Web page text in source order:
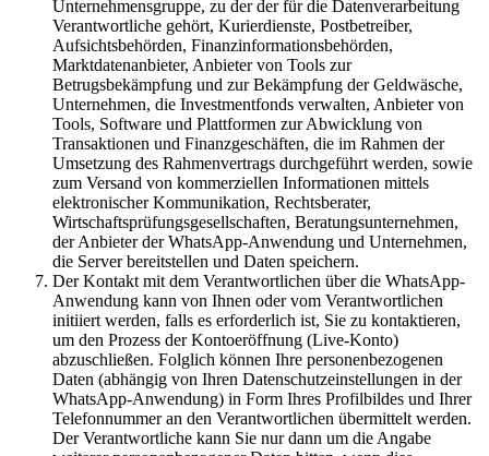
Unternehmensgruppe, zu der der für die Datenverarbeitung
Verantwortliche gehört, Kurierdienste, Postbetreiber,
Aufsichtsbehörden, Finanzinformationsbehörden,
Marktdatenanbieter, Anbieter von Tools zur
Betrugsbekämpfung und zur Bekämpfung der Geldwäsche,
Unternehmen, die Investmentfonds verwalten, Anbieter von
Tools, Software und Plattformen zur Abwicklung von
Transaktionen und Finanzgeschäften, die im Rahmen der
Umsetzung des Rahmenvertrags durchgeführt werden, sowie
zum Versand von kommerziellen Informationen mittels
elektronischer Kommunikation, Rechtsberater,
Wirtschaftsprüfungsgesellschaften, Beratungsunternehmen,
der Anbieter der WhatsApp-Anwendung und Unternehmen,
die Server bereitstellen und Daten speichern.
Der Kontakt mit dem Verantwortlichen über die WhatsApp-
Anwendung kann von Ihnen oder vom Verantwortlichen
initiiert werden, falls es erforderlich ist, Sie zu kontaktieren,
um den Prozess der Kontoeröffnung (Live-Konto)
abzuschließen. Folglich können Ihre personenbezogenen
Daten (abhängig von Ihren Datenschutzeinstellungen in der
WhatsApp-Anwendung) in Form Ihres Profilbildes und Ihrer
Telefonnummer an den Verantwortlichen übermittelt werden.
Der Verantwortliche kann Sie nur dann um die Angabe